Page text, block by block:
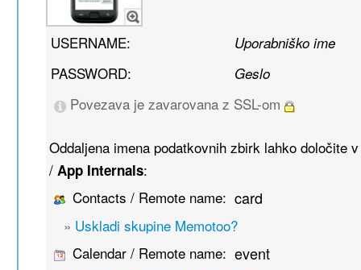
USERNAME: Uporabniško ime
PASSWORD: Geslo
Povezava je zavarovana z SSL-om
Oddaljena imena podatkovnih zbirk lahko določite
/App Internals:
Contacts / Remote name: card
» Uskladi skupine Memotoo?
Calendar / Remote name: event